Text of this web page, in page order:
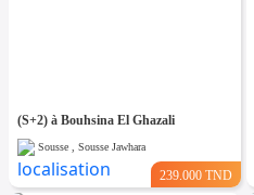
(S+2) à Bouhsina El Ghazali
Sousse , Sousse Jawhara
239.000 TND